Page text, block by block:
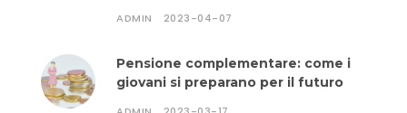
ADMIN 2023-04-07
Pensione complementare: come i
giovani si preparano per il futuro